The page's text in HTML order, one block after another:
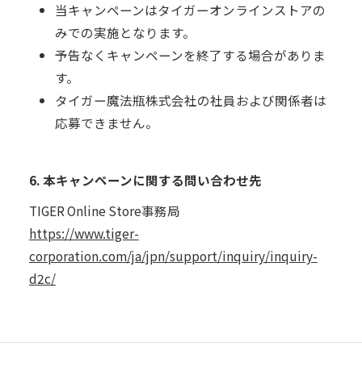
当キャンペーンはタイガーオンラインストアの
みでの実施となります。
予告なくキャンペーンを終了する場合がありま
す。
タイガー魔法瓶株式会社の社員および関係者は
応募できません。
6. 本キャンペーンに関する問い合わせ先
TIGER Online Store事務局
https://www.tiger-
corporation.com/ja/jpn/support/inquiry/inquiry-
d2c/